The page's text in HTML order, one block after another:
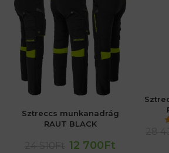
Sztreccs munkanadrág
RAUT BLACK
12 700Ft